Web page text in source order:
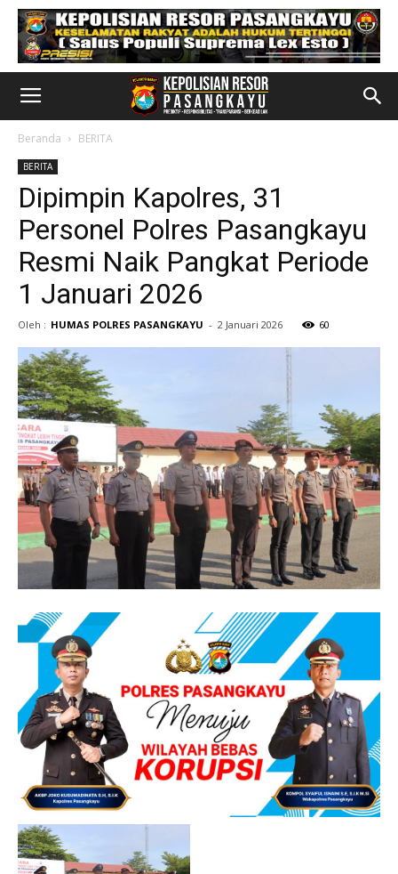
Beranda BERITA
BERITA
Dipimpin Kapolres, 31
Personel Polres Pasangkayu
Resmi Naik Pangkat Periode
1 Januari 2026
Oleh : HUMAS POLRES PASANGKAYU - 2 Januari 2026 60